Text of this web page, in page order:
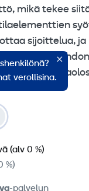
mikä tekee
sijoittelua,
C‑käyrän
verollisina.
(alv 0 %)
%)
-palvelun